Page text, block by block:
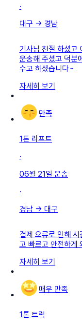
·
대구 → 경남
기사님 친절 하셨고
운송해 주셨고 덕분
수고 하셨습니다~
자세히 보기
만족
1톤 리프트
·
06월 21일 운송
·
경남 → 대구
결제 오류로 인해 시
고 빠르고 안전하게
자세히 보기
매우 만족
1톤 트럭